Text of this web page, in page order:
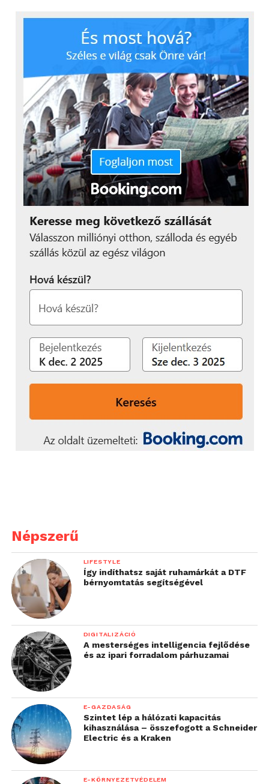
Népszerű
LIFESTYLE
Így indíthatsz saját ruhamárkát a DTF
bérnyomtatás segítségével
DIGITALIZÁCIÓ
A mesterséges intelligencia fejlődése
és az ipari forradalom párhuzamai
E-GAZDASÁG
Szintet lép a hálózati kapacitás
kihasználása – összefogott a Schneider
Electric és a Kraken
E-KÖRNYEZETVÉDELEM